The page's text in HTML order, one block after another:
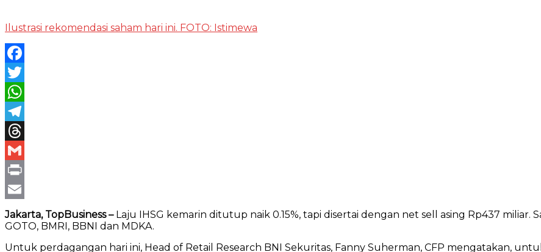
Ilustrasi rekomendasi saham hari ini. FOTO: Istimewa
Facebook
Twitter
WhatsApp
Telegram
Threads
Gmail
Print
Email
Jakarta, TopBusiness –Laju IHSG kemarin ditutup naik 0.15%, tapi disertai dengan net sell asing Rp437 miliar.
GOTO, BMRI, BBNI dan MDKA.
Untuk perdagangan hari ini, Head of Retail Research BNI Sekuritas, Fanny Suherman, CFP mengatakan,